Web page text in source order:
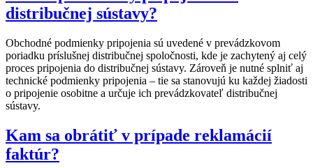
distribučnej sústavy?
Obchodné podmienky pripojenia sú uvedené v prevádzkovom
poriadku príslušnej distribučnej spoločnosti, kde je zachytený aj celý
proces pripojenia do distribučnej sústavy. Zároveň je nutné splniť aj
technické podmienky pripojenia – tie sa stanovujú ku každej žiadosti
o pripojenie osobitne a určuje ich prevádzkovateľ distribučnej
sústavy.
Kam sa obrátiť v prípade reklamácií
faktúr?